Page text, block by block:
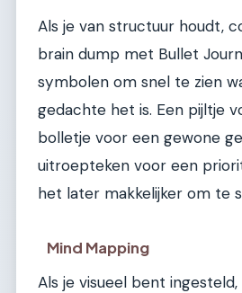
Als je van structuur houdt,
brain dump met Bullet
symbolen om snel te zien
gedachte het is. Een pijltje
bolletje voor een gewone
uitroepteken voor een
het later makkelijker om te
Mind Mapping
Als je visueel bent